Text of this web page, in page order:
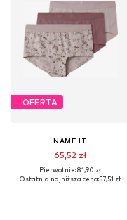
OFERTA
NAME IT
65,52 zł
Pierwotnie: 81,90 zł
Ostatnia najniższa cena:57,51 zł